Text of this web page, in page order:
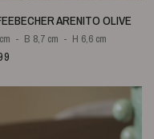
SCHNELLANSICHT
ARENITO OLIVE
B 8,7 cm H 6,6 cm